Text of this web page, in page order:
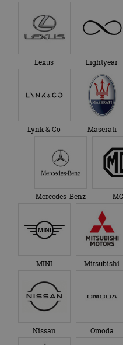
Lexus Lightyear
Lynk & Co Maserati
Mercedes-Benz MG
MINI Mitsubishi
Nissan Omoda